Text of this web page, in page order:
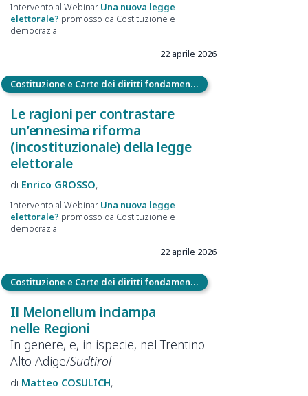
Intervento al Webinar Una nuova legge
elettorale? promosso da Costituzione e
democrazia
22 aprile 2026
Costituzione e Carte dei diritti fondamentali
Le ragioni per contrastare
un’ennesima riforma
(incostituzionale) della legge
elettorale
Enrico GROSSO
Intervento al Webinar Una nuova legge
elettorale? promosso da Costituzione e
democrazia
22 aprile 2026
Costituzione e Carte dei diritti fondamentali
Il Melonellum inciampa
nelle Regioni
In genere, e, in ispecie, nel Trentino-
Alto Adige/Südtirol
Matteo COSULICH